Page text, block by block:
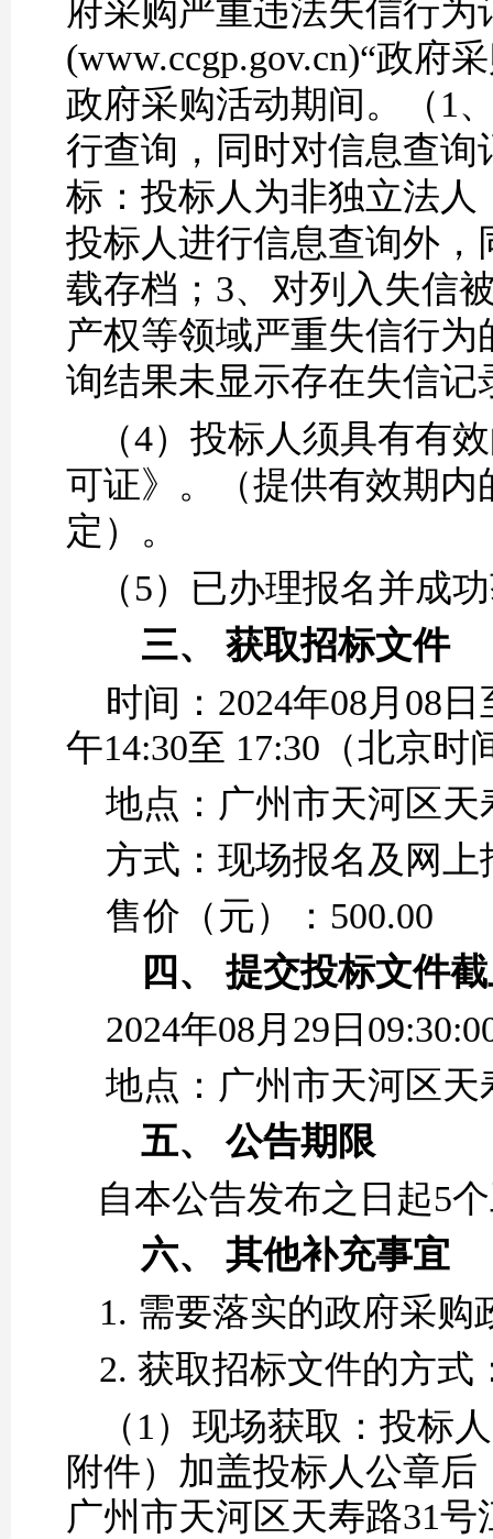
府采购严重违法失信行为
(www.ccgp.gov.cn)“政府
政府采购活动期间 。 （ 1
行查询 ，同时对信息查
标： 投标人 为非独立法人
投标人进行信息查询外，
载存档； 3、对列入失信
产权等领域严重失信行
询结果未显示存在失信
（4） 投标人须具有有
可证》。（提供有效期
定） 。
（5） 已办理报名并成
三、 获取招标文件
时间： 2024年08月 08 日
午14:30至 17:30（北京
地点：广州市天河区天
方式： 现场报名及网
售价（元）： 500.00
四、提交投标文件
2024年08月 29 日 09:30
地点： 广州市天河区天
五、 公告期限
自本公告发布之日起5
六、 其他补充事宜
1. 需要落实的政府采购
2. 获取招标文件的方式
（ 1）现场获取：投标
附件）加盖投标人公章
广州市天河区天寿路31号